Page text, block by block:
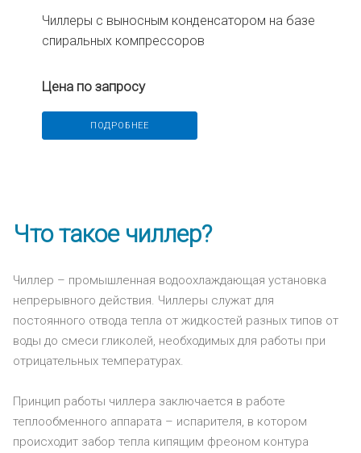
Чиллеры с выносным конденсатором на базе
спиральных компрессоров
Цена по запросу
ПОДРОБНЕЕ
Что такое чиллер?
Чиллер – промышленная водоохлаждающая установка
непрерывного действия. Чиллеры служат для
постоянного отвода тепла от жидкостей разных типов от
воды до смеси гликолей, необходимых для работы при
отрицательных температурах.
Принцип работы чиллера заключается в работе
теплообменного аппарата – испарителя, в котором
происходит забор тепла кипящим фреоном контура